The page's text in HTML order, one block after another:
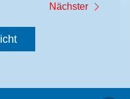
Nächster